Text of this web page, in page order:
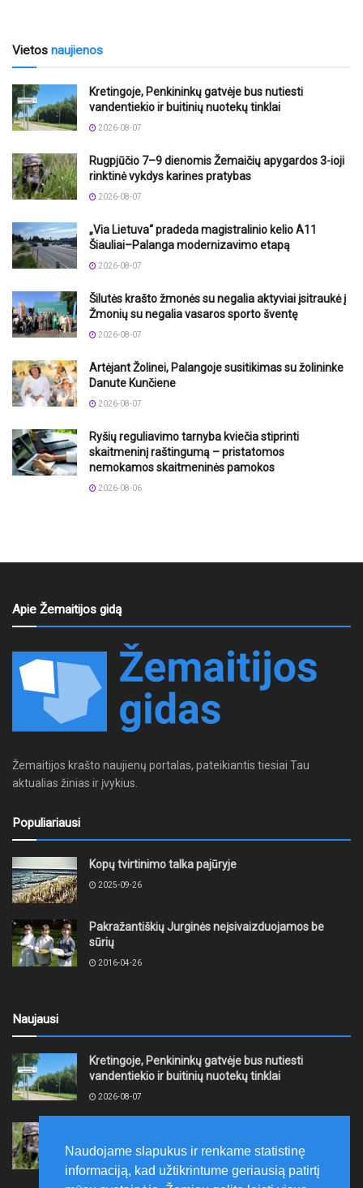
Vietos naujienos
Kretingoje, Penkininkų gatvėje bus nutiesti
vandentiekio ir buitinių nuotekų tinklai
2026-08-07
Rugpjūčio 7–9 dienomis Žemaičių apygardos 3-ioji
rinktinė vykdys karines pratybas
2026-08-07
„Via Lietuva“ pradeda magistralinio kelio A11
Šiauliai–Palanga modernizavimo etapą
2026-08-07
Šilutės krašto žmonės su negalia aktyviai įsitraukė į
Žmonių su negalia vasaros sporto šventę
2026-08-07
Artėjant Žolinei, Palangoje susitikimas su žolininke
Danute Kunčiene
2026-08-07
Ryšių reguliavimo tarnyba kviečia stiprinti
skaitmeninį raštingumą – pristatomos
nemokamos skaitmeninės pamokos
2026-08-06
Apie Žemaitijos gidą
Žemaitijos krašto naujienų portalas, pateikiantis tiesiai Tau
aktualias žinias ir įvykius.
Populiariausi
Kopų tvirtinimo talka pajūryje
2025-09-26
Pakražantiškių Jurginės neįsivaizduojamos be
sūrių
2016-04-26
Naujausi
Kretingoje, Penkininkų gatvėje bus nutiesti
vandentiekio ir buitinių nuotekų tinklai
2026-08-07
rinktinė vykdys karines pratybas
2026-08-07
Naudojame slapukus ir renkame statistinę
informaciją, kad užtikrintume geriausią patirtį